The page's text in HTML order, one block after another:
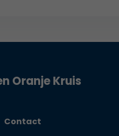
Oranje Kruis
Contact